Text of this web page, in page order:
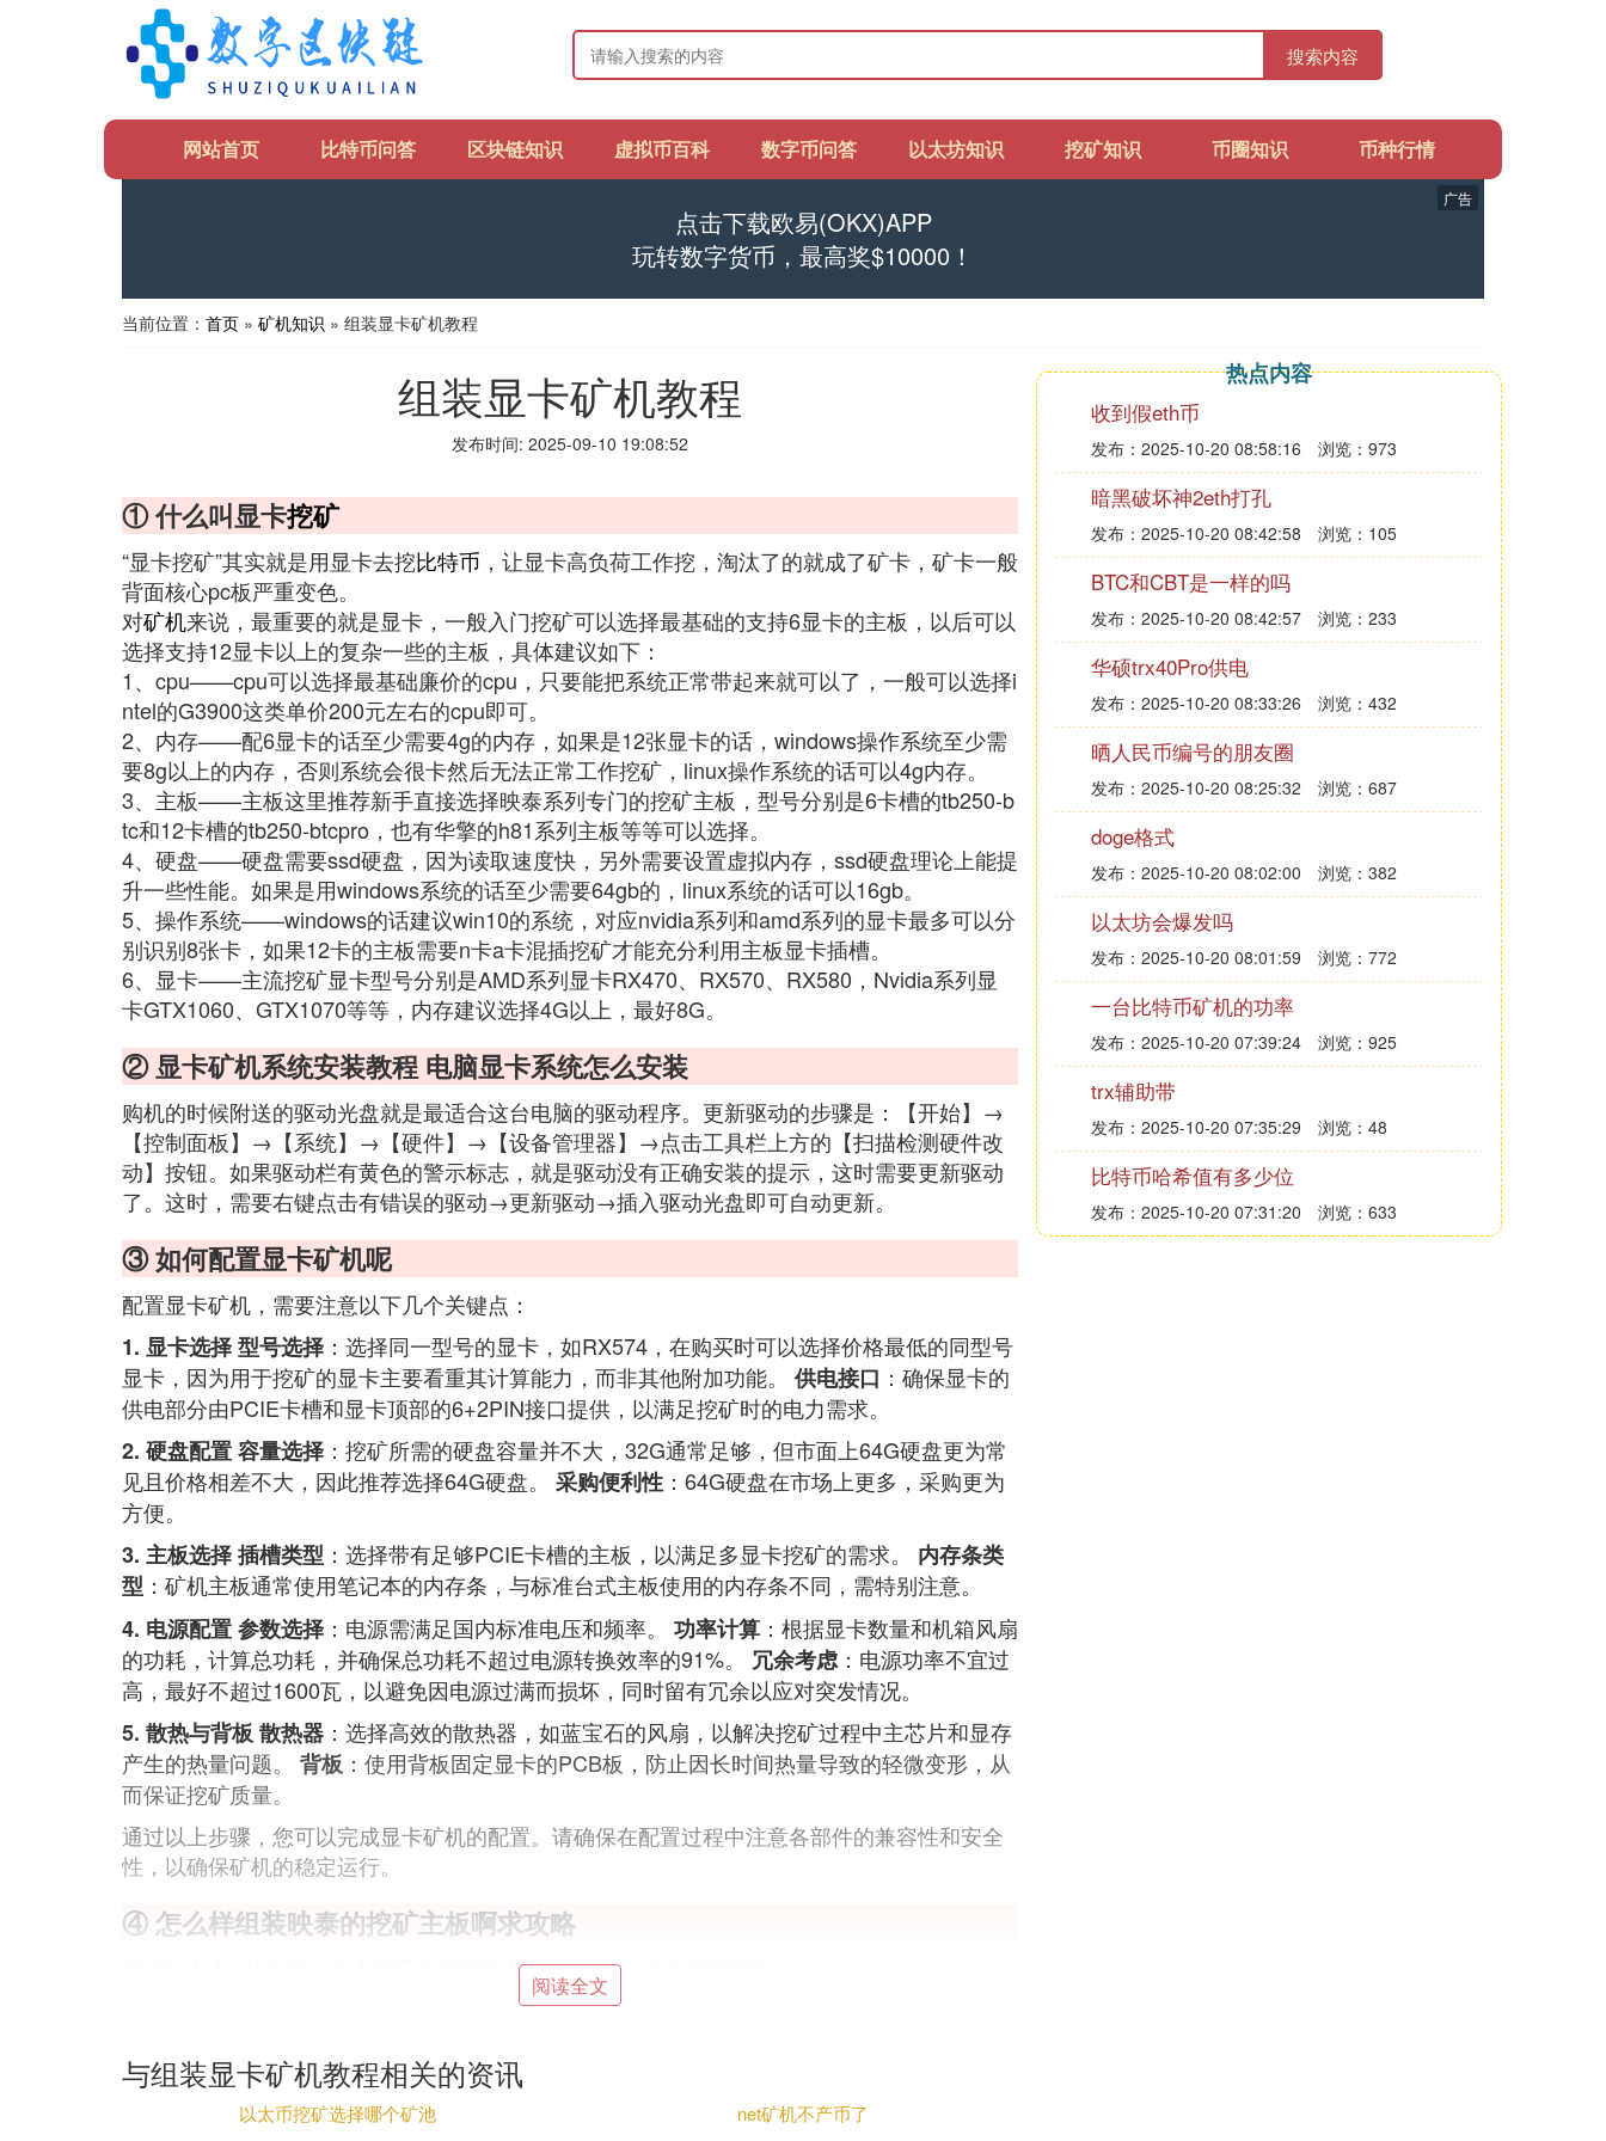
搜索内容
网站首页 比特币问答 区块链知识 虚拟币百科 数字币问答 以太坊知识 挖矿知识 币圈知识 币种行情
点击下载欧易(OKX)APP
玩转数字货币，最高奖$10000！
广告
当前位置： 首页 » 矿机知识 » 组装显卡矿机教程
组装显卡矿机教程
发布时间: 2025-09-10 19:08:52
① 什么叫显卡挖矿
“显卡挖矿”其实就是用显卡去挖比特币 ，让显卡高负荷工作挖，淘汰了的就成了矿卡，矿卡一般
背面核心pc板严重变色。
对矿机来说，最重要的就是显卡，一般入门挖矿可以选择最基础的支持6显卡的主板，以后可以
选择支持12显卡以上的复杂一些的主板，具体建议如下：
1、cpu——cpu可以选择最基础廉价的cpu，只要能把系统正常带起来就可以了，一般可以选择i
ntel的G3900这类单价200元左右的cpu即可。
2、内存——配6显卡的话至少需要4g的内存，如果是12张显卡的话，windows操作系统至少需
要8g以上的内存，否则系统会很卡然后无法正常工作挖矿，linux操作系统的话可以4g内存。
3、主板——主板这里推荐新手直接选择映泰系列专门的挖矿主板，型号分别是6卡槽的tb250-b
tc和12卡槽的tb250-btcpro，也有华擎的h81系列主板等等可以选择。
4、硬盘——硬盘需要ssd硬盘，因为读取速度快，另外需要设置虚拟内存，ssd硬盘理论上能提
升一些性能。如果是用windows系统的话至少需要64gb的，linux系统的话可以16gb。
5、操作系统——windows的话建议win10的系统，对应nvidia系列和amd系列的显卡最多可以分
别识别8张卡，如果12卡的主板需要n卡a卡混插挖矿才能充分利用主板显卡插槽。
6、显卡——主流挖矿显卡型号分别是AMD系列显卡RX470、RX570、RX580，Nvidia系列显
卡GTX1060、GTX1070等等，内存建议选择4G以上，最好8G。
② 显卡矿机系统安装教程 电脑显卡系统怎么安装
购机的时候附送的驱动光盘就是最适合这台电脑的驱动程序。更新驱动的步骤是：【开始】→
【控制面板】→【系统】→【硬件】→【设备管理器】→点击工具栏上方的【扫描检测硬件改
动】按钮。如果驱动栏有黄色的警示标志，就是驱动没有正确安装的提示，这时需要更新驱动
了。这时，需要右键点击有错误的驱动→更新驱动→插入驱动光盘即可自动更新。
③ 如何配置显卡矿机呢
配置显卡矿机，需要注意以下几个关键点：
1. 显卡选择型号选择 ：选择同一型号的显卡，如RX574，在购买时可以选择价格最低的同型号
显卡，因为用于挖矿的显卡主要看重其计算能力，而非其他附加功能。 供电接口 ：确保显卡的
供电部分由PCIE卡槽和显卡顶部的6+2PIN接口提供，以满足挖矿时的电力需求。
2. 硬盘配置容量选择 ：挖矿所需的硬盘容量并不大，32G通常足够，但市面上64G硬盘更为常
见且价格相差不大，因此推荐选择64G硬盘。 采购便利性 ：64G硬盘在市场上更多，采购更为
方便。
3. 主板选择插槽类型 ：选择带有足够PCIE卡槽的主板，以满足多显卡挖矿的需求。 内存条类
型 ：矿机主板通常使用笔记本的内存条，与标准台式主板使用的内存条不同，需特别注意。
4. 电源配置参数选择 ：电源需满足国内标准电压和频率。 功率计算 ：根据显卡数量和机箱风扇
的功耗，计算总功耗，并确保总功耗不超过电源转换效率的91%。 冗余考虑 ：电源功率不宜过
高，最好不超过1600瓦，以避免因电源过满而损坏，同时留有冗余以应对突发情况。
5. 散热与背板 散热器 ：选择高效的散热器，如蓝宝石的风扇，以解决挖矿过程中主芯片和显存
产生的热量问题。 背板 ：使用背板固定显卡的PCB板，防止因长时间热量导致的轻微变形，从
而保证挖矿质量。
通过以上步骤，您可以完成显卡矿机的配置。请确保在配置过程中注意各部件的兼容性和安全
性，以确保矿机的稳定运行。
④ 怎么样组装映泰的挖矿主板啊求攻略
某论坛上大V的内容：史上最恐怖的挖矿方式，单矿机 12卡组装攻略
映泰推出12卡挖矿的TB250BTC PRO，主板上拥有11条PCI-E 3.0 X1插槽+1根PCI-E 3.0 X1插
先插满一排接口
12张显卡在一个主板平台上挖矿就必需用双电源，这是带有一定烧卡风险，原因是不同电源会
带有不同的电源设计方案，电压电流都不一样，不同电源这样组双电源有可能会损坏主板，显
阅读全文
与组装显卡矿机教程相关的资讯
以太币挖矿选择哪个矿池
net矿机不产币了
热点内容
收到假eth币
发布：2025-10-20 08:58:16 浏览：973
暗黑破坏神2eth打孔
发布：2025-10-20 08:42:58 浏览：105
BTC和CBT是一样的吗
发布：2025-10-20 08:42:57 浏览：233
华硕trx40Pro供电
发布：2025-10-20 08:33:26 浏览：432
晒人民币编号的朋友圈
发布：2025-10-20 08:25:32 浏览：687
doge格式
发布：2025-10-20 08:02:00 浏览：382
以太坊会爆发吗
发布：2025-10-20 08:01:59 浏览：772
一台比特币矿机的功率
发布：2025-10-20 07:39:24 浏览：925
trx辅助带
发布：2025-10-20 07:35:29 浏览：48
比特币哈希值有多少位
发布：2025-10-20 07:31:20 浏览：633